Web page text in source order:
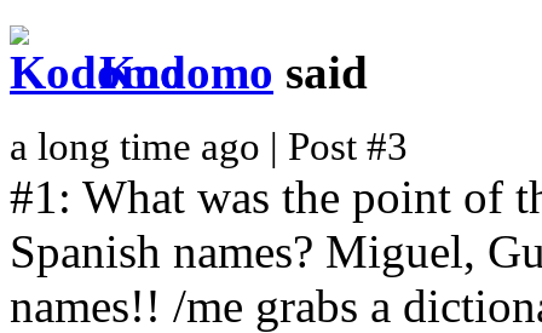
Kodomo said
a long time ago | Post #3
#1: What was the point of
Spanish names? Miguel,
names!! /me grabs a